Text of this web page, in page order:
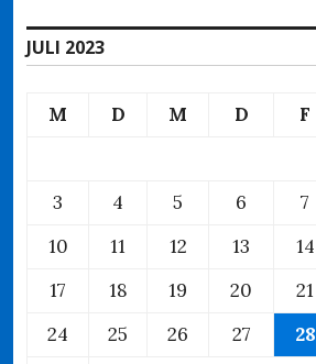
JULI 2023
M D M D F
3
4 5 6 7
10
11 12 13 14
17
18 19 20 21
24
25 26 27 28